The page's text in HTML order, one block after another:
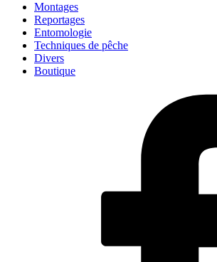
Montages
Reportages
Entomologie
Techniques de pêche
Divers
Boutique